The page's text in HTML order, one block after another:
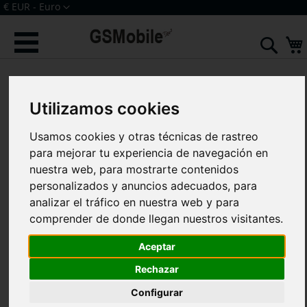
Utilizamos cookies
Usamos cookies y otras técnicas de rastreo
para mejorar tu experiencia de navegación en
nuestra web, para mostrarte contenidos
personalizados y anuncios adecuados, para
analizar el tráfico en nuestra web y para
comprender de donde llegan nuestros visitantes.
Aceptar
Rechazar
Configurar
Ir
al
contenido
Moneda
€ EUR - Euro
al
galería
imágenes